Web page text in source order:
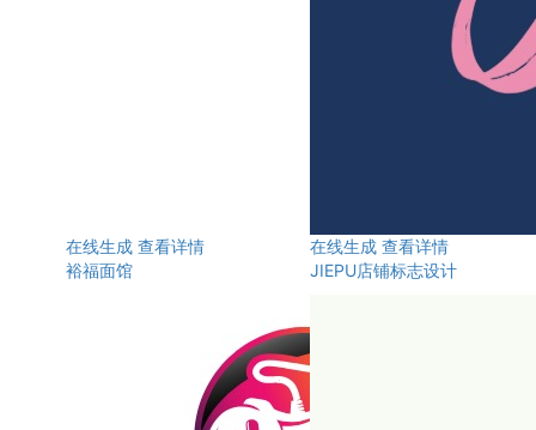
在线生成 查看详情
裕福面馆
在线生成 查看详情
JIEPU店铺标志设计